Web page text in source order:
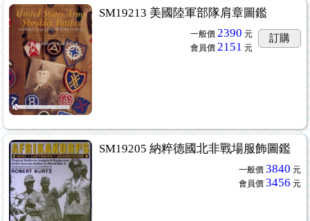
SM19213 美國陸軍部隊肩章圖鑑
一般價 2390 元
會員價 2151 元
訂購
SM19205 納粹德國北非戰場服飾圖鑑
一般價 3840 元
會員價 3456 元